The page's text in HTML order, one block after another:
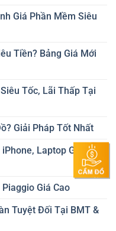
Giá Phần Mềm Siêu
Tiền? Bảng Giá Mới
Tốc, Lãi Thấp Tại
Giải Pháp Tốt Nhất
Laptop Giá Cao
Giá Cao
Tuyệt Đối Tại BMT &